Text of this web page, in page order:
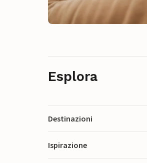
Esplora
Destinazioni
Ispirazione